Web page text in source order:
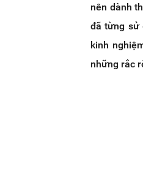
nên dành
đã từng sử
kinh
những rắc